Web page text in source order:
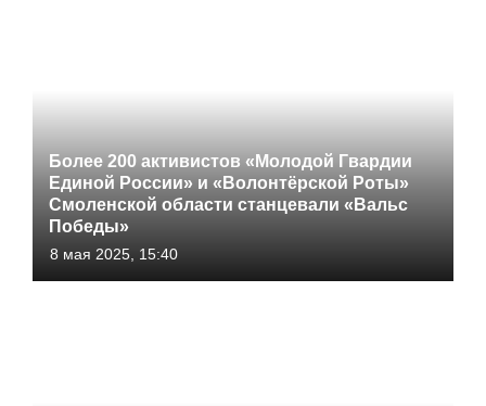
Более 200 активистов «Молодой Гвардии
Единой России» и «Волонтёрской Роты»
Смоленской области станцевали «Вальс
Победы»
8 мая 2025, 15:40